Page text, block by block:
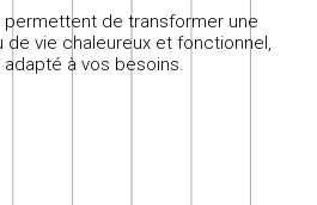
permettent de transformer une
de vie chaleureux et fonctionnel,
à vos besoins.